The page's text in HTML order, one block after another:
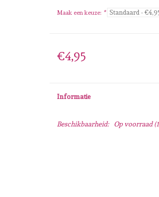
Maak een keuze: *
€4,95
Informatie
Beschikbaarheid: Op voorraad